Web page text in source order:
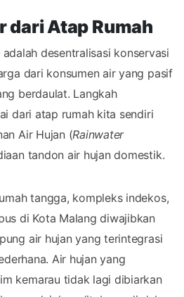
dari Atap Rumah
adalah desentralisasi konservasi
dari konsumen air yang pasif
berdaulat. Langkah
dari atap rumah kita sendiri
Air Hujan (Rainwater
tandon air hujan domestik.
tangga, kompleks indekos,
di Kota Malang diwajibkan
air hujan yang terintegrasi
Air hujan yang
kemarau tidak lagi dibiarkan